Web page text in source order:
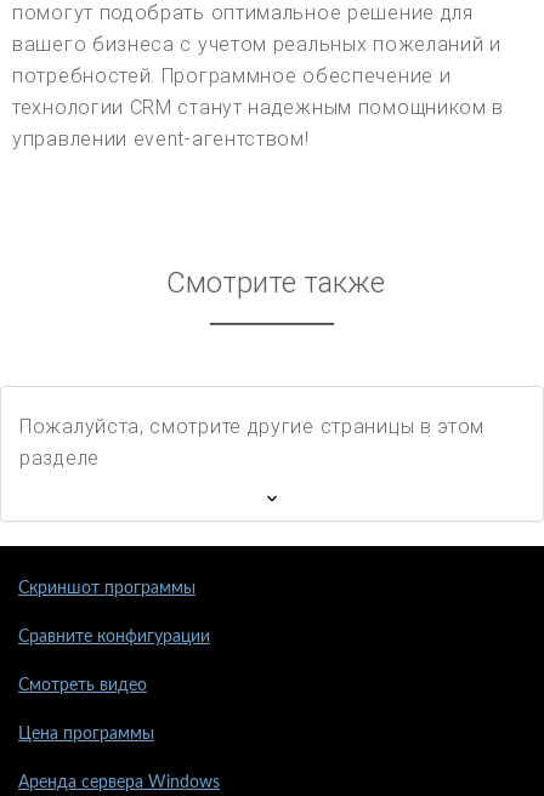
помогут подобрать оптимальное решение для
вашего бизнеса с учетом реальных пожеланий и
потребностей. Программное обеспечение и
технологии CRM станут надежным помощником в
управлении event-агентством!
Смотрите также
Пожалуйста, смотрите другие страницы в этом
разделе
Скриншот программы
Сравните конфигурации
Смотреть видео
Цена программы
Аренда сервера Windows